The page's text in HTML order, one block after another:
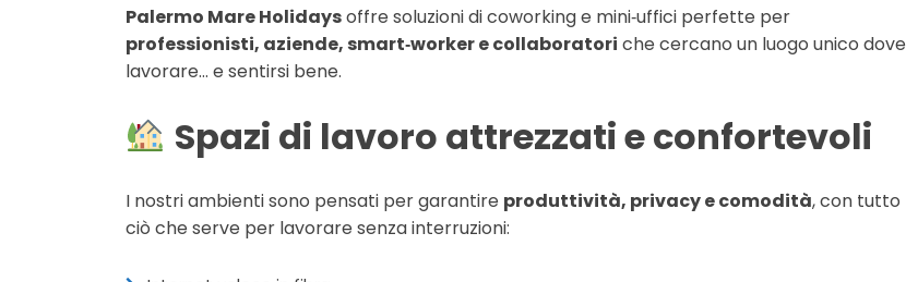
Palermo Mare Holidaysoffre soluzioni di coworking e mini‑uffici perfette per
professionisti, aziende, smart‑worker e collaboratori che cercano un luogo unico dove
lavorare… e sentirsi bene.
Spazi di lavoro attrezzati e confortevoli
I nostri ambienti sono pensati per garantire produttività, privacy e comodità, con tutto
ciò che serve per lavorare senza interruzioni: